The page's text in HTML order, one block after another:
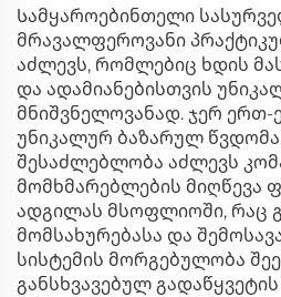
გადამისამართებელი
ჩინეთიდან შეერთებულ
შტატებამდე
Სამყაროებინთელი
მრავალფეროვანი
აძლევს, რომლებიც ხდის
და ადამიანებისთვის
მნიშვნელოვანად. ჯერ ერთ-
უნიკალურ ბაზარულ
შესაძლებლობა აძლევს
მომხმარებლების მიღწევა
ადგილას მსოფლიოში, რაც
მომსახურებასა და
სისტემის მორგებულობა
განსხვავებულ